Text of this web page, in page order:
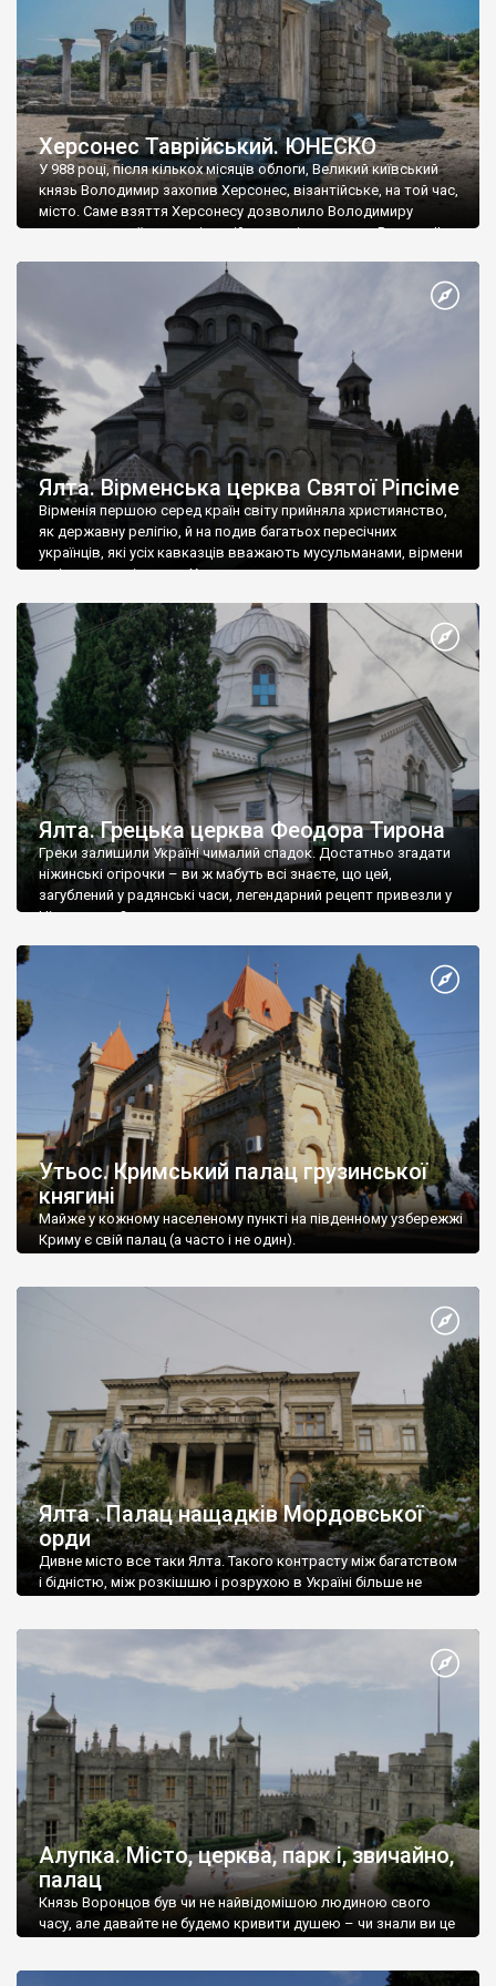
Херсонес Таврійський. ЮНЕСКО
У 988 році, після кількох місяців облоги, Великий київський
князь Володимир захопив Херсонес, візантійське, на той час,
місто. Саме взяття Херсонесу дозволило Володимиру
диктувати свої умови візантійському імператору Василю ІІ, та
Херсонесі Володимир-язичник, став Василем-християнином.
А потім було Хрещення Русі. На честь Херсонесу Таврійського
Ялта. Вірменська церква Святої Ріпсіме
Вірменія першою серед країн світу прийняла християнство,
як державну релігію, й на подив багатьох пересічних
українців, які усіх кавказців вважають мусульманами, вірмени
є відданими вірянами Христа
Ялта. Грецька церква Феодора Тирона
Греки залишили Україні чималий спадок. Достатньо згадати
ніжинські огірочки – ви ж мабуть всі знаєте, що цей,
загублений у радянські часи, легендарний рецепт привезли у
Ніжин греки?
Утьос. Кримський палац грузинської
княгині
Майже у кожному населеному пункті на південному узбережжі
Криму є свій палац (а часто і не один).
Ялта . Палац нащадків Мордовської
орди
Дивне місто все таки Ялта. Такого контрасту між багатством
і бідністю, між розкішшю і розрухою в Україні більше не
Алупка. Місто, церква, парк і, звичайно,
палац
Князь Воронцов був чи не найвідомішою людиною свого
часу, але давайте не будемо кривити душею – чи знали ви це